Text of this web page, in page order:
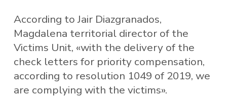
According to Jair Diazgranados,
Magdalena territorial director of the
Victims Unit, «with the delivery of the
check letters for priority compensation,
according to resolution 1049 of 2019, we
are complying with the victims».